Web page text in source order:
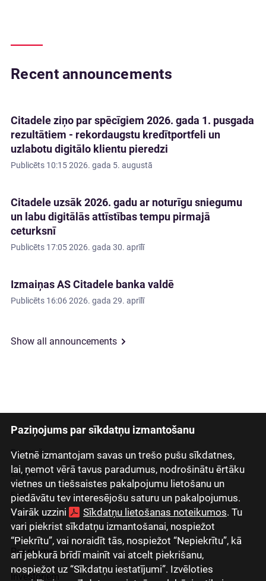
Paziņojums par sīkdatņu izmantošanu
Vietnē izmantojam savas un trešo pušu sīkdatnes,
lai, ņemot vērā tavus paradumus, nodrošinātu ērtāku
vietnes un tiešsaistes pakalpojumu lietošanu un
piedāvātu tev interesējošu saturu un pakalpojumus.
Vairāk uzzini
Sīkdatņu lietošanas noteikumos. Tu
vari piekrist sīkdatņu izmantošanai, nospiežot
“Piekrītu”, vai noraidīt tās, nospiežot “Nepiekrītu”, kā
arī jebkurā brīdī mainīt vai atcelt piekrišanu,
nospiežot uz “Sīkdatņu iestatījumi”. Izvēloties
Recent announcements
Citadele ziņo par spēcīgiem 2026. gada 1. pusgada
rezultātiem - rekordaugstu kredītportfeli un
uzlabotu digitālo klientu pieredzi
Publicēts 10:15 2026. gada 5. augustā
Citadele uzsāk 2026. gadu ar noturīgu sniegumu
un labu digitālās attīstības tempu pirmajā
ceturksnī
Publicēts 17:05 2026. gada 30. aprīlī
Izmaiņas AS Citadele banka valdē
Publicēts 16:06 2026. gada 29. aprīlī
Show all announcements
Latviski
Русский
English
Eesti
Lietuviškai
Par mums
Investoriem